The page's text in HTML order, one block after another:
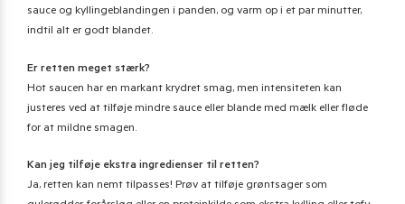
sauce og kyllingeblandingen i panden, og varm op i et par minutter,
indtil alt er godt blandet.
Er retten meget stærk?
Hot saucen har en markant krydret smag, men intensiteten kan
justeres ved at tilføje mindre sauce eller blande med mælk eller fløde
for at mildne smagen.
Kan jeg tilføje ekstra ingredienser til retten?
Ja, retten kan nemt tilpasses! Prøv at tilføje grøntsager som